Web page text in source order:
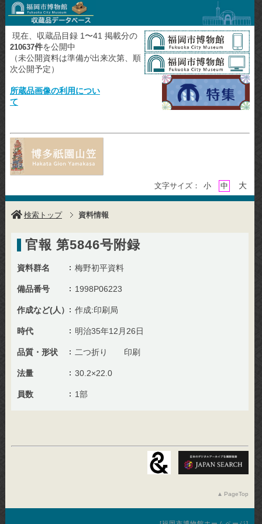
現在、収蔵品目録 1〜41 掲載分の
210637件を公開中
（未公開資料は準備が出来次第、順
次公開予定）
所蔵品画像の利用につい
て
文字サイズ： 小 中 大
検索トップ 資料情報
官報 第5846号附録
資料群名 梅野初平資料
備品番号 1998P06223
作成など(人） 作成:印刷局
時代 明治35年12月26日
品質・形状 二つ折り 印刷
法量 30.2×22.0
員数 1部
PageTop